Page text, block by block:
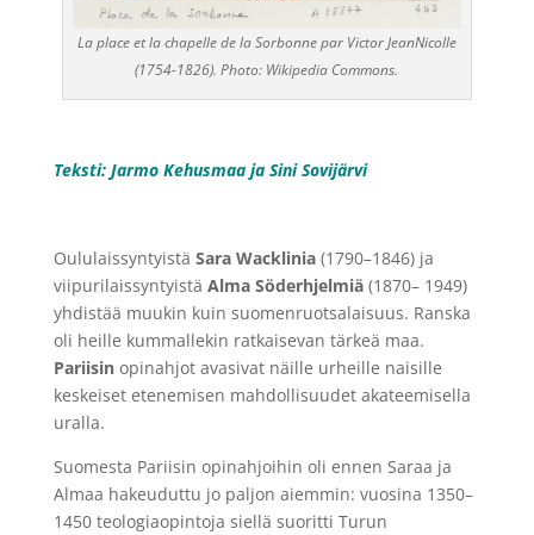
La place et la chapelle de la Sorbonne par Victor JeanNicolle
(1754-1826). Photo: Wikipedia Commons.
Teksti: Jarmo Kehusmaa ja Sini Sovijärvi
Oululaissyntyistä Sara Wacklinia(1790–1846) ja
viipurilaissyntyistä Alma Söderhjelmiä (1870– 1949)
yhdistää muukin kuin suomenruotsalaisuus. Ranska
oli heille kummallekin ratkaisevan tärkeä maa.
Pariisin opinahjot avasivat näille urheille naisille
keskeiset etenemisen mahdollisuudet akateemisella
uralla.
Suomesta Pariisin opinahjoihin oli ennen Saraa ja
Almaa hakeuduttu jo paljon aiemmin: vuosina 1350–
1450 teologiaopintoja siellä suoritti Turun